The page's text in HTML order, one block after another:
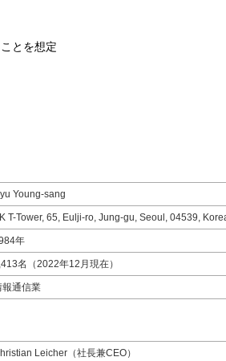
とを想定
Young-sang
T-Tower, 65, Eulji-ro, Jung-gu, Seoul, 04539,
年
名（2022年12月現在）
報通信業
Leicher（社長兼CEO）